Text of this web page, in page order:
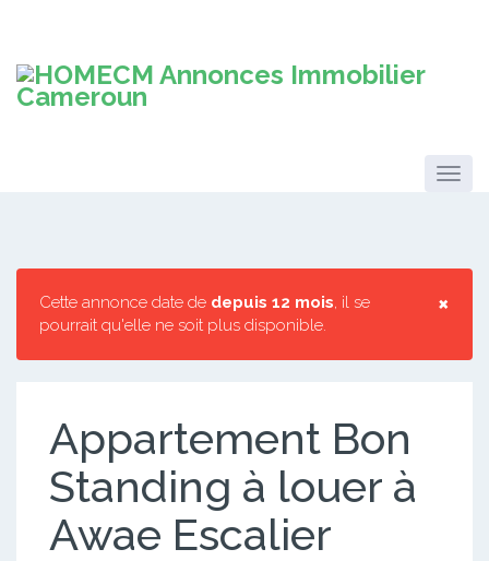
×
Cette annonce date de depuis 12 mois, il se
pourrait qu'elle ne soit plus disponible.
Appartement Bon
Standing à louer à
Awae Escalier